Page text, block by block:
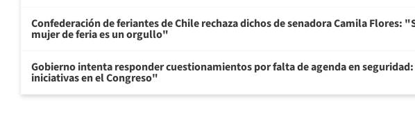
Confederación de feriantes de Chile rechaza dichos de senadora Camila Flores:
mujer de feria es un orgullo"
Gobierno intenta responder cuestionamientos por falta de agenda en
iniciativas en el Congreso"